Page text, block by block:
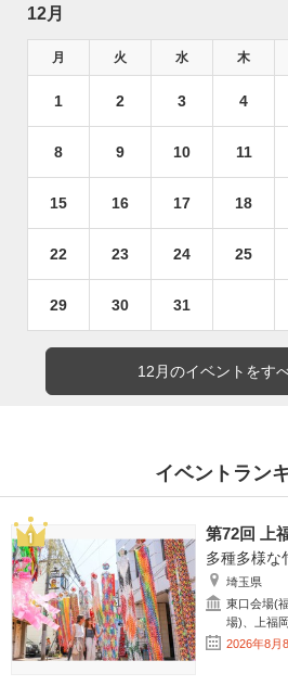
12月
月 火 水 木
1 2 3 4
8 9 10 11
15 16 17 18
22 23 24 25
29 30 31
12月のイベントをす
イベントラン
第72回 上
多種多様な
埼玉県
東口会場(
場)、上福
2026年8月